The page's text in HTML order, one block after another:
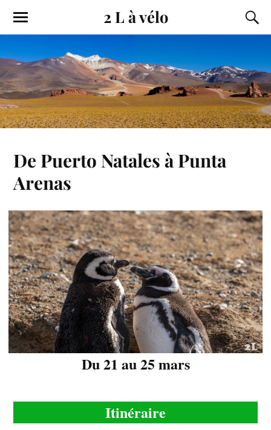
2 L à vélo
De Puerto Natales à Punta
Arenas
Du 21 au 25 mars
Itinéraire